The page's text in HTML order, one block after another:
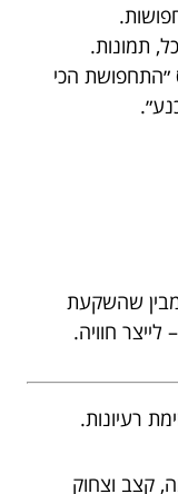
תמונות.
״התחפושת הכי
שהשקעת
חוויה.
רעיונות.
קצב וצחוק